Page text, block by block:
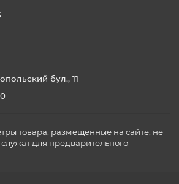
бул., 11
товара, размещенные на сайте, не
для предварительного